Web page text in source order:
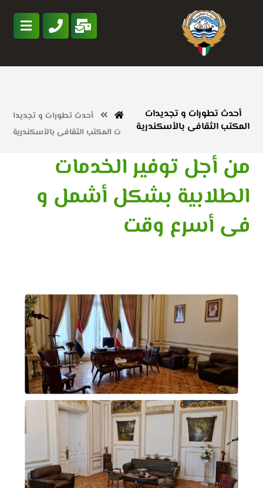
أحدث تطورات و تجديدات
المكتب الثقافى بالأسكندرية
أحدث تطورات و تجديدا
ت المكتب الثقافى بالأسكندرية
من أجل توفير الخدمات
الطلابية بشكل أشمل و
فى أسرع وقت